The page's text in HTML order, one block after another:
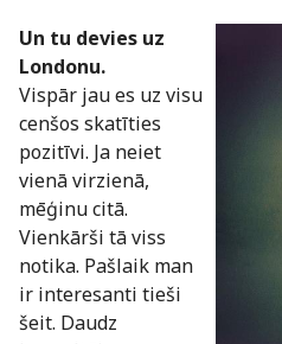
Un tu devies uz
Londonu.
Vispār jau es uz visu
cenšos skatīties
pozitīvi. Ja neiet
vienā virzienā,
mēģinu citā.
Vienkārši tā viss
notika. Pašlaik man
ir interesanti tieši
šeit. Daudz